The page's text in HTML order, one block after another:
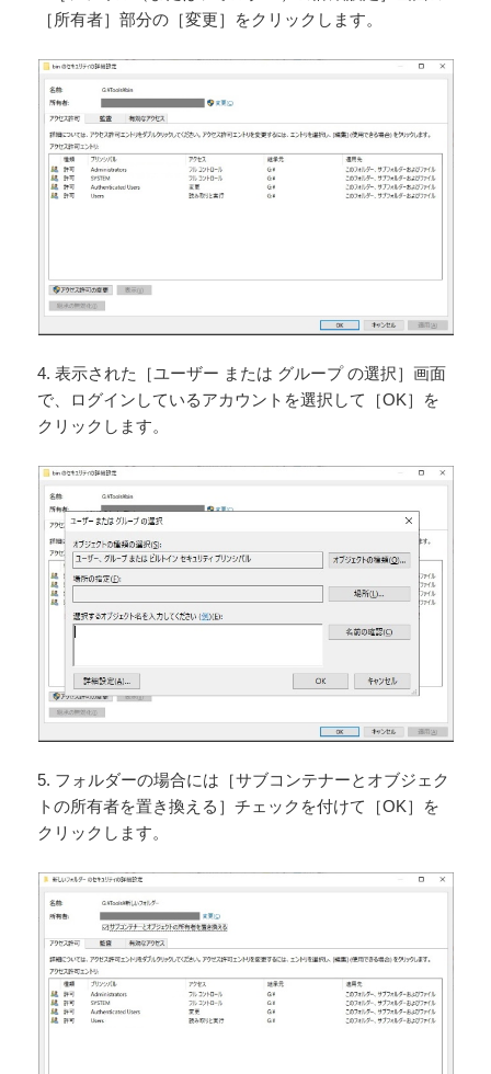
［所有者］部分の［変更］をクリックします。
4. 表示された［ユーザー または グループ の選択］画面
で、ログインしているアカウントを選択して［OK］を
クリックします。
5. フォルダーの場合には［サブコンテナーとオブジェク
トの所有者を置き換える］チェックを付けて［OK］を
クリックします。